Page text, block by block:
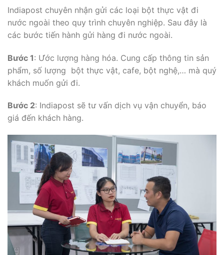
Indiapost chuyên nhận gửi các loại bột thực vật đi
nước ngoài theo quy trình chuyên nghiệp. Sau đây là
các bước tiến hành gửi hàng đi nước ngoài.
Bước 1: Ước lượng hàng hóa. Cung cấp thông tin sản
phẩm, số lượng bột thực vật, cafe, bột nghệ,… mà quý
khách muốn gửi đi.
Bước 2: Indiapost sẽ tư vấn dịch vụ vận chuyển, báo
giá đến khách hàng.